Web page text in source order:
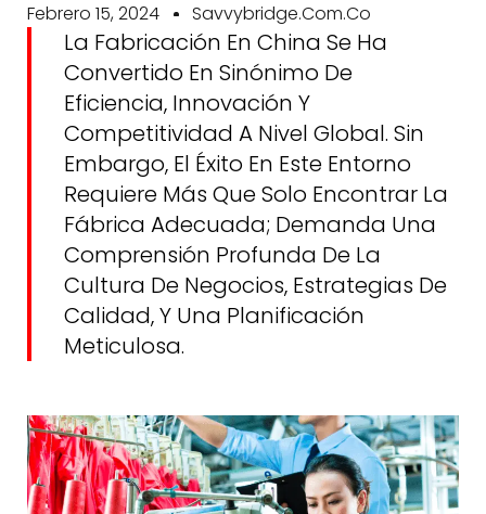
Febrero 15, 2024 Savvybridge.com.co
La Fabricación En China Se Ha
Convertido En Sinónimo De
Eficiencia, Innovación Y
Competitividad A Nivel Global. Sin
Embargo, El Éxito En Este Entorno
Requiere Más Que Solo Encontrar La
Fábrica Adecuada; Demanda Una
Comprensión Profunda De La
Cultura De Negocios, Estrategias De
Calidad, Y Una Planificación
Meticulosa.